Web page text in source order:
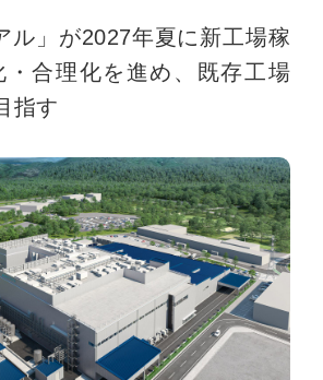
ル」が2027年夏に新工場稼
合理化を進め、既存工場
指す